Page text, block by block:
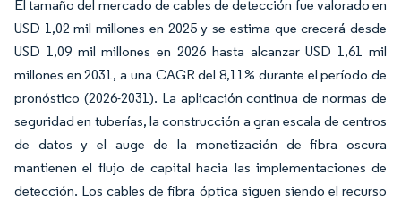
El tamaño del mercado de cables de detección fue valorado en
USD 1,02 mil millones en 2025 y se estima que crecerá desde
USD 1,09 mil millones en 2026 hasta alcanzar USD 1,61 mil
millones en 2031, a una CAGR del 8,11% durante el período de
pronóstico (2026-2031). La aplicación continua de normas de
seguridad en tuberías, la construcción a gran escala de centros
de datos y el auge de la monetización de fibra oscura
mantienen el flujo de capital hacia las implementaciones de
detección. Los cables de fibra óptica siguen siendo el recurso